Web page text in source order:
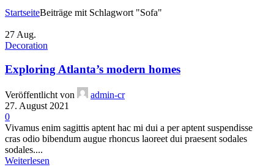
StartseiteBeiträge mit Schlagwort "Sofa"
27 Aug.
Decoration
Exploring Atlanta’s modern homes
Veröffentlicht von
admin-cr
27. August 2021
0
Vivamus enim sagittis aptent hac mi dui a per aptent suspendisse
cras odio bibendum augue rhoncus laoreet dui praesent sodales
sodales....
Weiterlesen